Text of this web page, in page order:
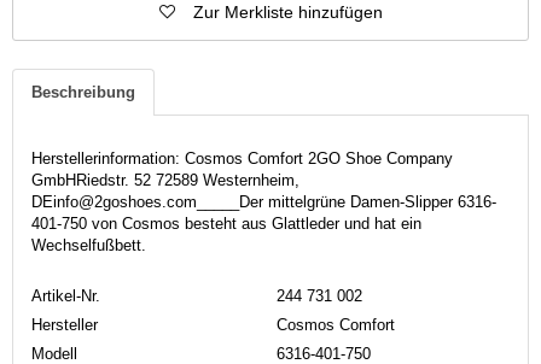
Zur Merkliste hinzufügen
Beschreibung
Herstellerinformation: Cosmos Comfort 2GO Shoe Company
GmbHRiedstr. 52 72589 Westernheim,
DEinfo@2goshoes.com_____Der mittelgrüne Damen-Slipper 6316-
401-750 von Cosmos besteht aus Glattleder und hat ein
Wechselfußbett.
Artikel-Nr.
244 731 002
Hersteller
Cosmos Comfort
Modell
6316-401-750